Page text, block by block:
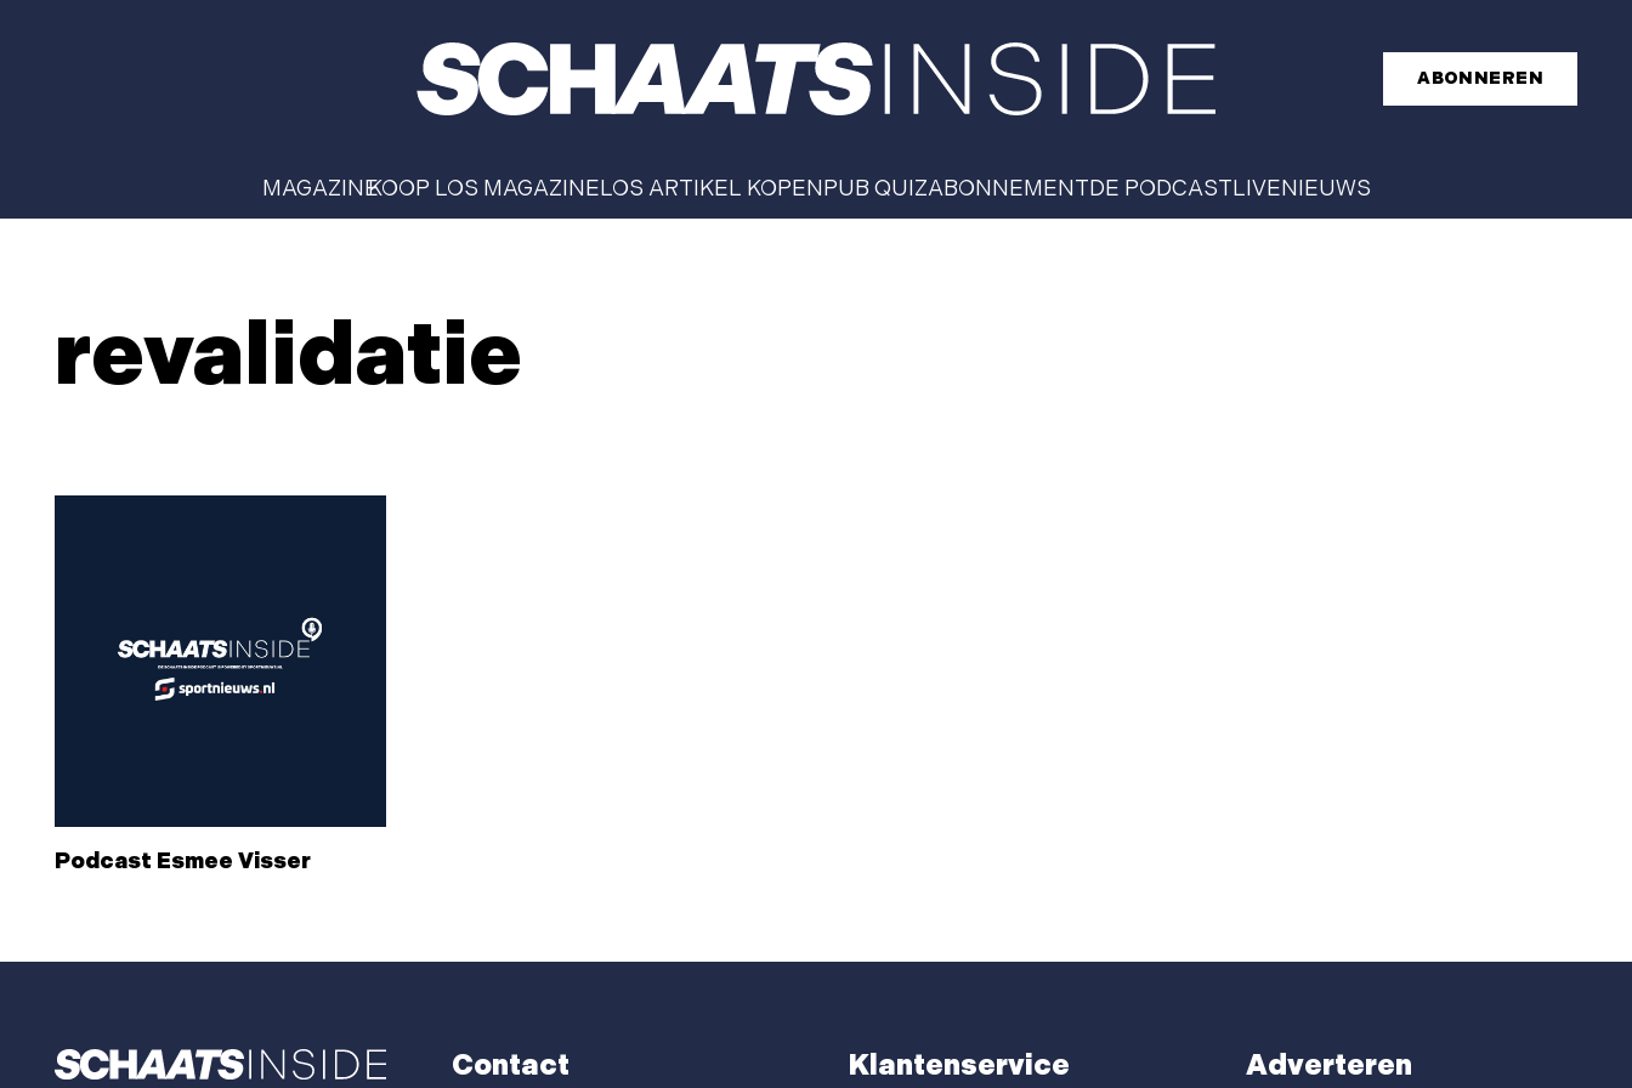
ABONNEREN
MAGAZINEKOOP LOS MAGAZINELOS ARTIKEL KOPENPUB QUIZABONNEMENTDE PODCASTLIVENIEUWS
revalidatie
Podcast Esmee Visser
Contact Klantenservice Adverteren